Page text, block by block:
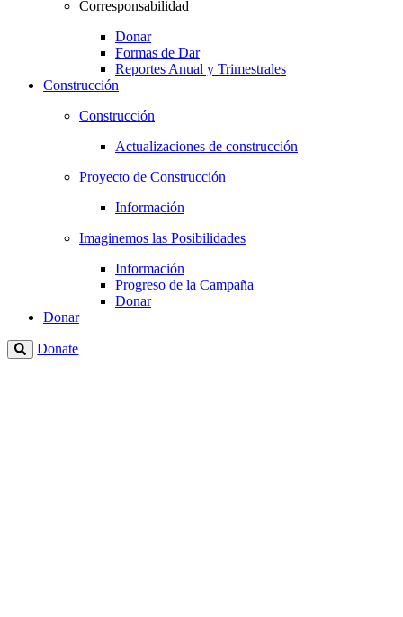
Corresponsabilidad
Donar
Formas de Dar
Reportes Anual y Trimestrales
Construcción
Construcción
Actualizaciones de construcción
Proyecto de Construcción
Información
Imaginemos las Posibilidades
Información
Progreso de la Campaña
Donar
Donar
Donate